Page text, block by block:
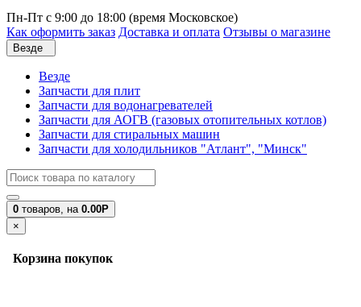
Пн-Пт с 9:00 до 18:00 (время Московское)
Как оформить заказ Доставка и оплата Отзывы о магазине
Везде
Везде
Запчасти для плит
Запчасти для водонагревателей
Запчасти для АОГВ (газовых отопительных котлов)
Запчасти для стиральных машин
Запчасти для холодильников "Атлант", "Минск"
0 товаров, на 0.00Р
×
Корзина покупок